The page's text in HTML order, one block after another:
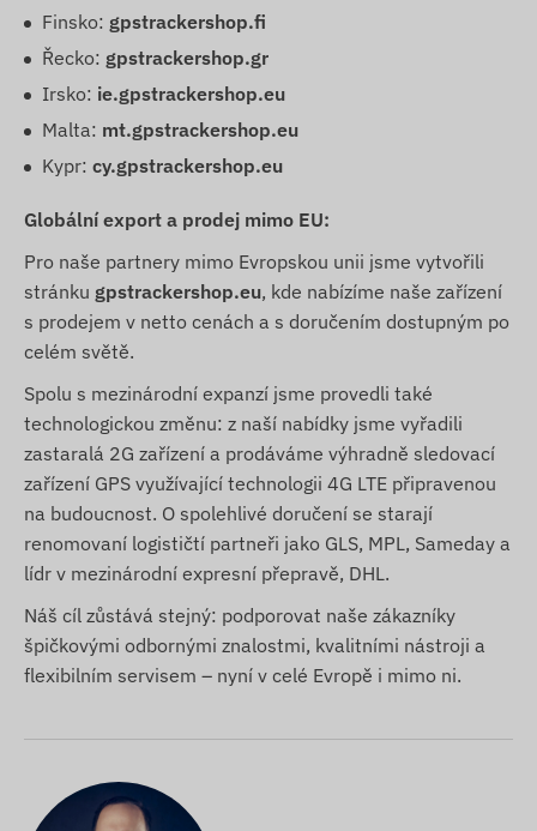
Finsko: gpstrackershop.fi
Řecko: gpstrackershop.gr
Irsko: ie.gpstrackershop.eu
Malta: mt.gpstrackershop.eu
Kypr: cy.gpstrackershop.eu
Globální export a prodej mimo EU:
Pro naše partnery mimo Evropskou unii jsme vytvořili
stránku gpstrackershop.eu, kde nabízíme naše zařízení
s prodejem v netto cenách a s doručením dostupným po
celém světě.
Spolu s mezinárodní expanzí jsme provedli také
technologickou změnu: z naší nabídky jsme vyřadili
zastaralá 2G zařízení a prodáváme výhradně sledovací
zařízení GPS využívající technologii 4G LTE připravenou
na budoucnost. O spolehlivé doručení se starají
renomovaní logističtí partneři jako GLS, MPL, Sameday a
lídr v mezinárodní expresní přepravě, DHL.
Náš cíl zůstává stejný: podporovat naše zákazníky
špičkovými odbornými znalostmi, kvalitními nástroji a
flexibilním servisem – nyní v celé Evropě i mimo ni.